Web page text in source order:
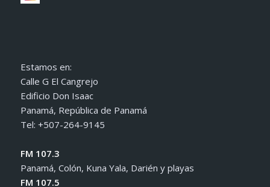
Estamos en:
Calle G El Cangrejo
Edificio Don Isaac
Panamá, República de Panamá
Tel: +507-264-9145
FM 107.3
Panamá, Colón, Kuna Yala, Darién y playas
FM 107.5